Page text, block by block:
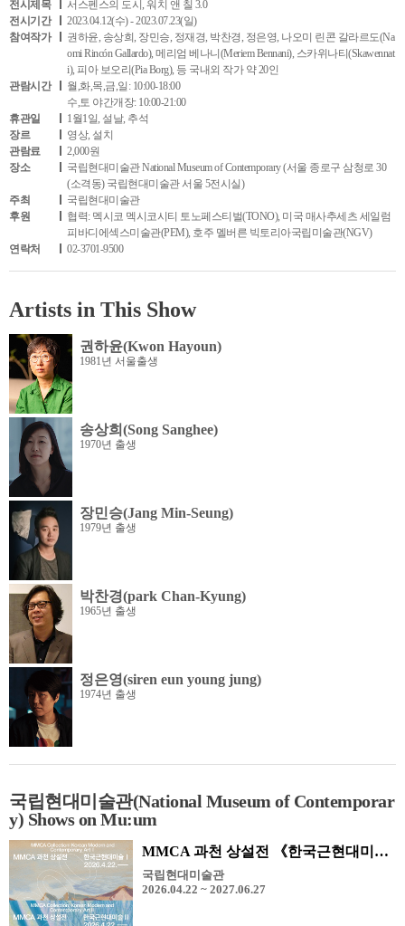
전시제목
서스펜스의 도시, 워치 앤 칠 3.0
전시기간
2023.04.12(수) - 2023.07.23(일)
참여작가
권하윤, 송상희, 장민승, 정재경, 박찬경, 정은영, 나오미 린콘 갈라르도(Na
omi Rincón Gallardo), 메리엄 베나니(Meriem Bennani), 스카위나티(Skawennat
i), 피아 보오리(Pia Borg), 등 국내외 작가 약 20인
관람시간
월,화,목,금,일: 10:00-18:00
수,토 야간개장: 10:00-21:00
휴관일
1월1일, 설날, 추석
장르
영상, 설치
관람료
2,000원
장소
국립현대미술관 National Museum of Contemporary (서울 종로구 삼청로 30
(소격동) 국립현대미술관 서울 5전시실)
주최
국립현대미술관
후원
협력: 멕시코 멕시코시티 토노페스티벌(TONO), 미국 매사추세츠 세일럼
피바디에섹스미술관(PEM), 호주 멜버른 빅토리아국립미술관(NGV)
연락처
02-3701-9500
Artists in This Show
권하윤(Kwon Hayoun)
1981년 서울출생
송상희(Song Sanghee)
1970년 출생
장민승(Jang Min-Seung)
1979년 출생
박찬경(park Chan-Kyung)
1965년 출생
정은영(siren eun young jung)
1974년 출생
국립현대미술관(National Museum of Contemporar
y) Shows on Mu:um
MMCA 과천 상설전 《한국근현대미술 I, II》
국립현대미술관
2026.04.22 ~ 2027.06.27